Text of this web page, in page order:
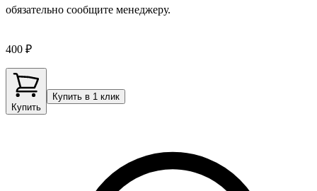
обязательно сообщите менеджеру.
400 ₽
Купить
Купить в 1 клик